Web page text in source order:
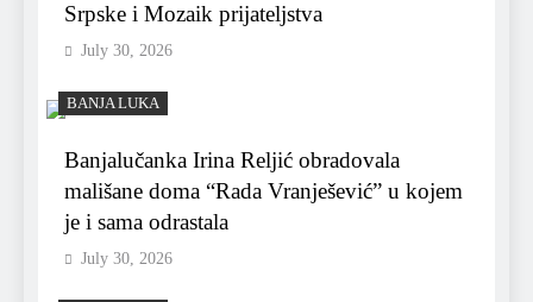
Srpske i Mozaik prijateljstva
July 30, 2026
BANJA LUKA
Banjalučanka Irina Reljić obradovala
mališane doma “Rada Vranješević” u kojem
je i sama odrastala
July 30, 2026